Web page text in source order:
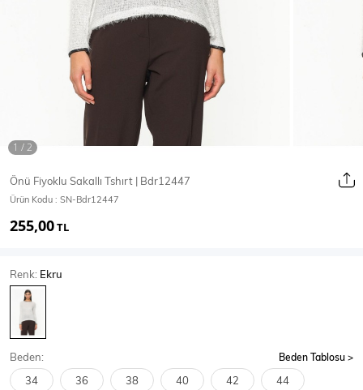
Mont & Kaban
T-Shirt
Body
SPOR GİYİM
Önü Fiyoklu Sakallı Tshırt | Bdr12447
Ürün Kodu : SN-Bdr12447
255,00TL
Renk: Ekru
Beden: Beden Tablosu
34 36 38 40 42 44